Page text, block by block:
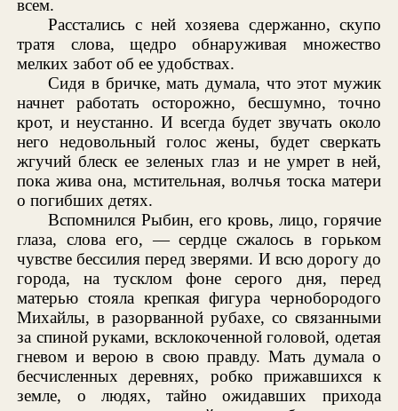
всем.
Расстались с ней хозяева сдержанно, скупо
тратя слова, щедро обнаруживая множество
мелких забот об ее удобствах.
Сидя в бричке, мать думала, что этот мужик
начнет работать осторожно, бесшумно, точно
крот, и неустанно. И всегда будет звучать около
него недовольный голос жены, будет сверкать
жгучий блеск ее зеленых глаз и не умрет в ней,
пока жива она, мстительная, волчья тоска матери
о погибших детях.
Вспомнился Рыбин, его кровь, лицо, горячие
глаза, слова его, — сердце сжалось в горьком
чувстве бессилия перед зверями. И всю дорогу до
города, на тусклом фоне серого дня, перед
матерью стояла крепкая фигура чернобородого
Михайлы, в разорванной рубахе, со связанными
за спиной руками, всклокоченной головой, одетая
гневом и верою в свою правду. Мать думала о
бесчисленных деревнях, робко прижавшихся к
земле, о людях, тайно ожидавших прихода